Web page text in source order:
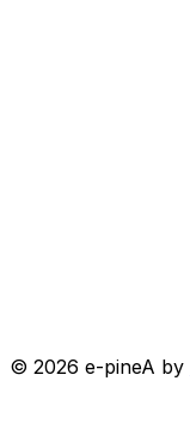
© 2026 e-pineA by